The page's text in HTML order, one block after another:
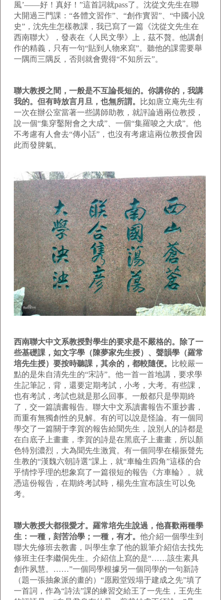
風’——好！真好！”這首詞就pass了。沈從文先生在聯
大開過三門課：“各體文習作”、“創作實習”、“中國小說
史”，沈先生怎樣教課，我已寫了一篇《沈從文先生在
西南聯大》，發表在《人民文學》上，茲不贅。他講創
作的精義，只有一句“貼到人物來寫”。聽他的課需要舉
一隅而三隅反，否則就會覺得“不知所云”。
聯大教授之間，一般是不互論長短的。你講你的，我講
我的。但有時放言月旦，也無所謂。
比如唐立庵先生有
一次在辦公室當著一些講師助教，就評論過兩位教授，
說一個“集穿鑿附會之大成”、一個“集羅唆之大成”。他
不考慮有人會去“傳小話”，也沒有考慮這兩位教授會因
此而發脾氣。
西南聯大中文系教授對學生的要求是不嚴格的。除了一
些基礎課，如文字學（陳夢家先生授）、聲韻學（羅常
培先生授）要按時聽課，其余的，都較隨便。
比較嚴一
點的是朱自清先生的“宋詩”。他一首一首地講，要求學
生記筆記，背，還要定期考試，小考，大考。有些課，
也有考試，考試也就是那么回事。一般都只是學期終
了，交一篇讀書報告。聯大中文系讀書報告不重抄書，
而重有無獨創性的見解。有的可以說是怪論。有一個同
學交了一篇關于李賀的報告給聞先生，說別人的詩都是
在白底子上畫畫，李賀的詩是在黑底子上畫畫，所以顏
色特別濃烈，大為聞先生激賞。有一個同學在楊振聲先
生教的“漢魏六朝詩選”課上，就“車輪生四角”這樣的合
乎情悖乎理的想象寫了一篇很短的報告《方車輪》。就
憑這份報告，在期終考試時，楊先生宣布該生可以免
考。
聯大教授大都很愛才。羅常培先生說過，他喜歡兩種學
生：一種，刻苦治學；一種，有才。 他介紹一個學生到
聯大先修班去教書，叫學生拿了他的親筆介紹信去找先
修班主任李繼侗先生。介紹信上寫的是“……該生素具
創作夙慧。……”一個同學根據另一個同學的一句新詩
（題一張抽象派的畫的）“愿殿堂毀塌于建成之先”填了
一首詞，作為“詩法”課的練習交給王了一先生，王先生